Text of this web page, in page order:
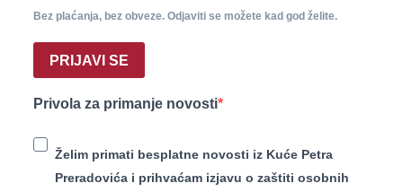
Događanja i aktivnosti
Bez plaćanja, bez obveze. Odjaviti se možete kad god želite.
PRIJAVI SE
Privola za primanje novosti
Želim primati besplatne novosti iz Kuće Petra
Preradovića i prihvaćam izjavu o zaštiti osobnih